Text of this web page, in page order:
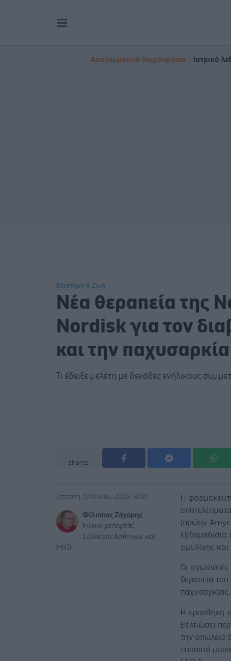
Απογευματινά Χειρουργεία Ιατρικό
Επιστήμη & Ζωή
Νέα θεραπεία της
Nordisk για τον
και την παχυσαρκία
Τι έδειξε μελέτη με δεκάδες ενήλικους
shares
Τετάρτη, 10 Ιουνίου 2026, 14:00
Φίλιππος Ζάχαρης
Ειδικά ρεπορτάζ -
Σύλλογοι Ασθενών και
ΜΚΟ
Η
(πρώην
εβδομαδιαία
αμυλίνης και
Οι
θεραπεία
παχυσαρκίας.
Η προσθήκη
βελτιώσει
την απώλεια
ποσοστό